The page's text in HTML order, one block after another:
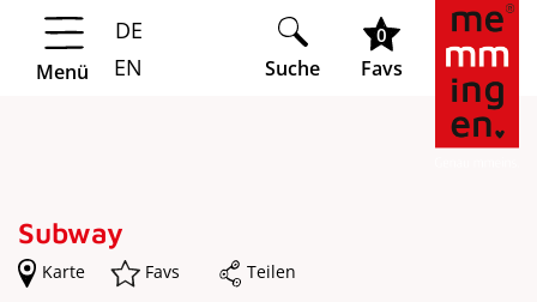
Springe zur Navigation
Springe zum Hauptinhalt
Menü
DE
EN
Suche
0
Favs
Subway
Karte Favs
Teilen